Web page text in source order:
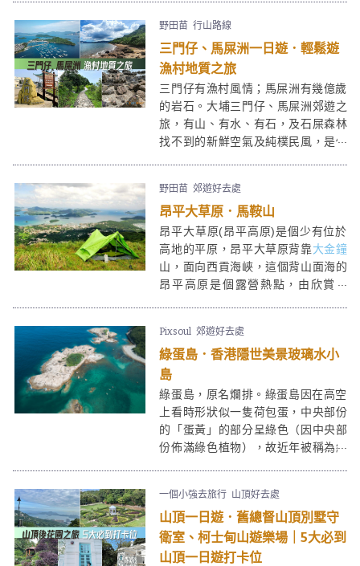
應該趁假日到大澳逛逛，感受一下大
澳現存僅有但又快被遺忘的風土人情
及漁村風情。大澳被譽為「東方威尼
斯」，我就認為威尼斯是很美的一個
地方，但遊客區感覺太重，反而在大
澳，還有機會看到原居民簡樸的生活
百態。而大澳近年更成為香港人周末
野田苗 行山路線
三門仔、馬屎洲一日遊．輕鬆遊
漁村地質之旅
三門仔有漁村風情；馬屎洲有幾億歲
的岩石。大埔三門仔、馬屎洲郊遊之
旅，有山、有水、有石，及石屎森林
找不到的新鮮空氣及純樸民風，是個
野田苗 郊遊好去處
昂平大草原．馬鞍山
昂平大草原(昂平高原)是個少有位於
高地的平原，昂平大草原背靠大金鐘
山，面向西貢海峽，這個背山面海的
昂平高原是個露營熱點，由欣賞日
地。昂平營地上亦芒草及牛牛處處，
舖張格仔布，在最接近藍天白雲的昂
平大草地上野餐，感覺超爽！
Pixsoul 郊遊好去處
綠蛋島．香港隱世美景玻璃水小
島
綠蛋島，原名爛排。綠蛋島因在高空
上看時形狀似一隻荷包蛋，中央部份
的「蛋黃」的部分呈綠色（因中央部
份佈滿綠色植物），故近年被稱為綠
在大潮退日子，可直接經沙堤走到綠
蛋島，一般日子則需涉水而過／游
水，較適合熟諳泳術之人士，出發前
留意潮汐時間。
一個小強去旅行 山頂好去處
山頂一日遊．舊總督山頂別墅守
衛室、柯士甸山遊樂場｜5大必到
山頂一日遊打卡位